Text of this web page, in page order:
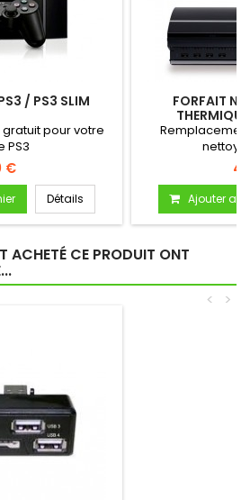
/ PS3 SLIM
pour votre
PS3
€
Détails
FORFAIT
Ajouter au
ACHETÉ CE PRODUIT ONT
>
<